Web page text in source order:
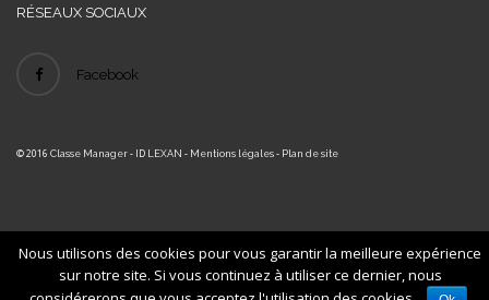
RÉSEAUX SOCIAUX
Facebook
© 2016 Classe Manager - ID LEXAN - Mentions légales - Plan de site
Nous utilisons des cookies pour vous garantir la meilleure expérience
sur notre site. Si vous continuez à utiliser ce dernier, nous